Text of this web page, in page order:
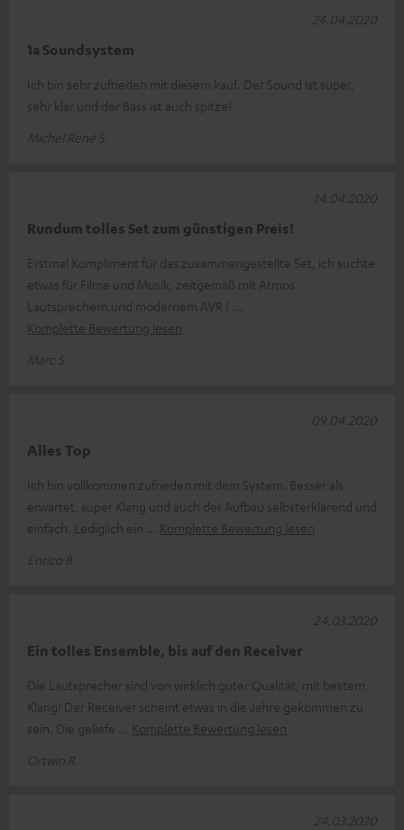
1a Soundsystem
Ich bin sehr zufrieden mit diesem kauf. Der Sound ist super,
sehr klar und der Bass ist auch spitze!
Michel René S.
24.04.2020
Rundum tolles Set zum günstigen Preis!
Erstmal Kompliment für das zusammengestellte Set, ich suchte
etwas für Filme und Musik, zeitgemäß mit Atmos
Lautsprechern und modernem AVR (
Komplette Bewertung lesen
Marc S.
14.04.2020
Alles Top
Ich bin vollkommen zufrieden mit dem System. Besser als
erwartet, super Klang und auch der Aufbau selbsterklärend und
einfach. Lediglich ein
Komplette Bewertung lesen
Enrico B.
09.04.2020
Ein tolles Ensemble, bis auf den Receiver
Die Lautsprecher sind von wirklich guter Qualität, mit bestem
Klang! Der Receiver scheint etwas in die Jahre gekommen zu
sein. Die geliefe
Komplette Bewertung lesen
Ortwin R.
24.03.2020
24.03.2020